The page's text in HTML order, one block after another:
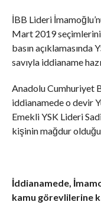
İBB Lideri
Mart 2019
basın
savıyla iddianame
Anadolu Cumhuriyet
iddianamede o devir
Emekli YSK Lideri
kişinin mağdur
İddianamede,
kamu görevlilerine